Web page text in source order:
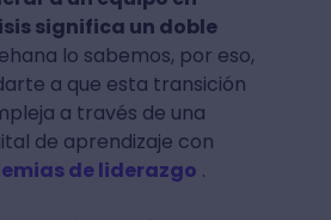
significa un doble
lo sabemos, por eso,
a que esta transición
a través de una
de aprendizaje con
de liderazgo .